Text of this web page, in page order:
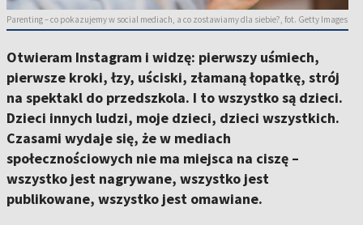
Parenting – co pokazujemy w social mediach, a co zostawiamy dla siebie?, fot. Getty Images
Otwieram Instagram i widzę: pierwszy uśmiech,
pierwsze kroki, łzy, uściski, złamaną łopatkę, strój
na spektakl do przedszkola. I to wszystko są dzieci.
Dzieci innych ludzi, moje dzieci, dzieci wszystkich.
Czasami wydaje się, że w mediach
społecznościowych nie ma miejsca na ciszę –
wszystko jest nagrywane, wszystko jest
publikowane, wszystko jest omawiane.